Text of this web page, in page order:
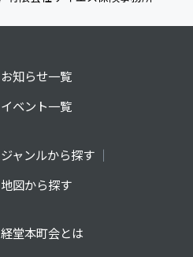
お知らせ一覧
イベント一覧
ジャンルから探す
地図から探す
経堂本町会とは